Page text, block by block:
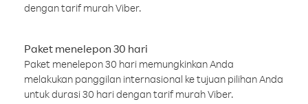
dengan tarif murah Viber.
Paket menelepon 30 hari
Paket menelepon 30 hari memungkinkan Anda
melakukan panggilan internasional ke tujuan pilihan Anda
untuk durasi 30 hari dengan tarif murah Viber.